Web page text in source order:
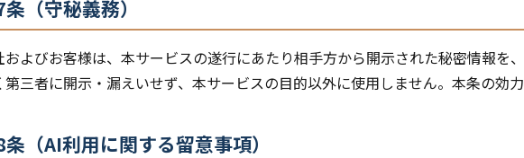
（守秘義務）
およびお客様は、本サービスの遂行にあたり相手方から開示された秘密情報を
第三者に開示・漏えいせず、本サービスの目的以外に使用しません。本条の効
（AI利用に関する留意事項）